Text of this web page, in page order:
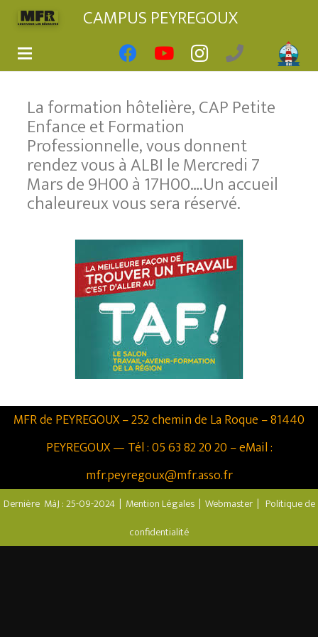
CAMPUS PEYREGOUX
La formation hôtelière, CAP Petite
Enfance et Formation
Professionnelle, vous donnent
rendez vous à ALBI le Mercredi 7
Mars de 9H00 à 17H00….Un accueil
chaleureux vous sera réservé.
MFR de PEYREGOUX – 252 chemin de La Roque – 81440
PEYREGOUX— Tél : 05 63 82 20 20 –eMail :
mfr.peyregoux@mfr.asso.fr
Dernière MàJ : 25-09-2024 | Mention Légales| Webmaster| Politique de
confidentialité